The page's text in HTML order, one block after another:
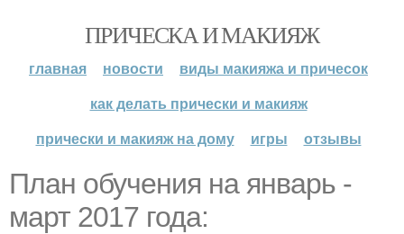
ПРИЧЕСКА И МАКИЯЖ
главная новости
виды макияжа и причесок
как делать прически и макияж
прически и макияж на дому
игры отзывы
План обучения на январь -
март 2017 года: